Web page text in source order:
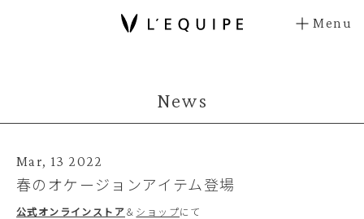
Menu
News
Mar, 13 2022
春のオケージョンアイテム登場
公式オンラインストア＆ ショップにて